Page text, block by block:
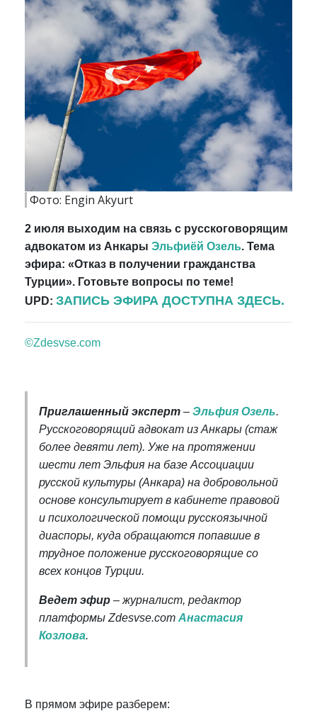
Фото: Engin Akyurt
2 июля выходим на связь с русскоговорящим
адвокатом из Анкары Эльфиёй Озель. Тема
эфира: «Отказ в получении гражданства
Турции». Готовьте вопросы по теме!
UPD: ЗАПИСЬ ЭФИРА ДОСТУПНА ЗДЕСЬ.
©Zdesvse.com
Приглашенный эксперт – Эльфия Озель.
Русскоговорящий адвокат из Анкары (стаж
более девяти лет). Уже на протяжении
шести лет Эльфия на базе Ассоциации
русской культуры (Анкара) на добровольной
основе консультирует в кабинете правовой
и психологической помощи русскоязычной
диаспоры, куда обращаются попавшие в
трудное положение русскоговорящие со
всех концов Турции.
Ведет эфир – журналист, редактор
платформы Zdesvse.com Анастасия
Козлова.
В прямом эфире разберем: